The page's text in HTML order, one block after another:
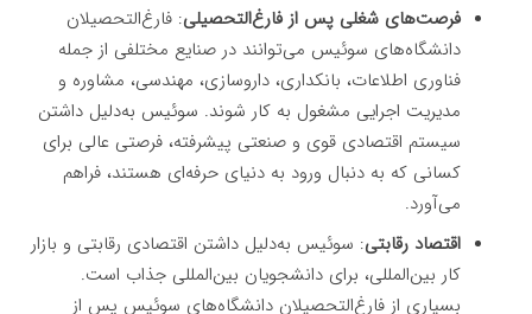
فرصت‌های شغلی پس از فارغ‌التحصیلی: فارغ‌التحصیلان
دانشگاه‌های سوئیس می‌توانند در صنایع مختلفی از جمله
فناوری اطلاعات، بانکداری، داروسازی، مهندسی، مشاوره و
مدیریت اجرایی مشغول به کار شوند. سوئیس به‌دلیل داشتن
سیستم اقتصادی قوی و صنعتی پیشرفته، فرصتی عالی برای
کسانی که به دنبال ورود به دنیای حرفه‌ای هستند، فراهم
می‌آورد.
اقتصاد رقابتی: سوئیس به‌دلیل داشتن اقتصادی رقابتی و بازار
کار بین‌المللی، برای دانشجویان بین‌المللی جذاب است.
بسیاری از فارغ‌التحصیلان دانشگاه‌های سوئیس پس از